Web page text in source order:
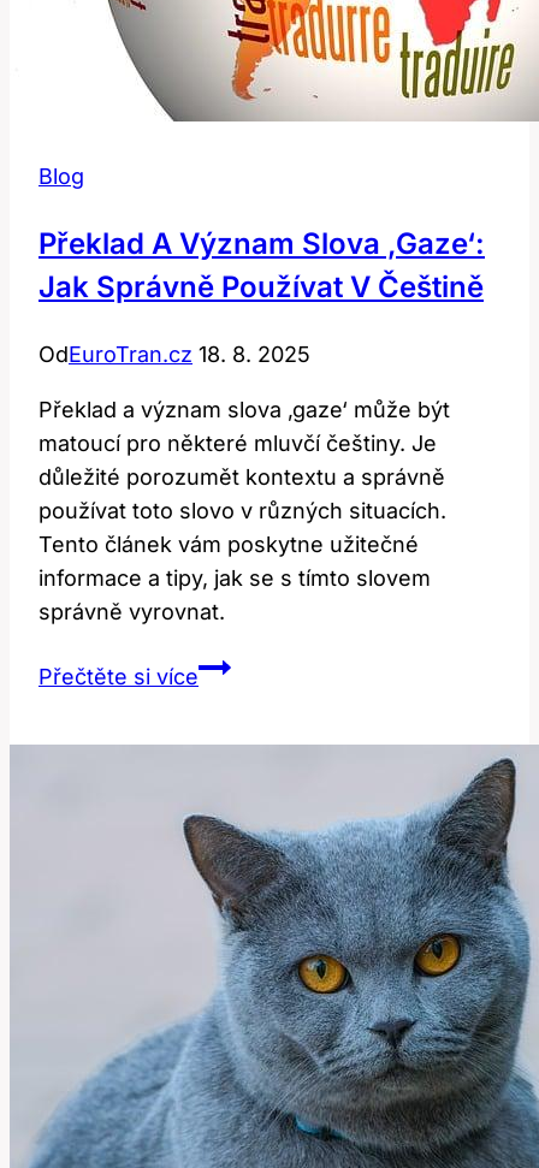
Blog
Překlad A Význam Slova ‚gaze‘:
Jak Správně Používat V Češtině
OdEuroTran.cz 18. 8. 2025
Překlad a význam slova ‚gaze‘ může být
matoucí pro některé mluvčí češtiny. Je
důležité porozumět kontextu a správně
používat toto slovo v různých situacích.
Tento článek vám poskytne užitečné
informace a tipy, jak se s tímto slovem
správně vyrovnat.
Přečtěte si vícePřeklad
Jak
Správně
Používat
Češtině